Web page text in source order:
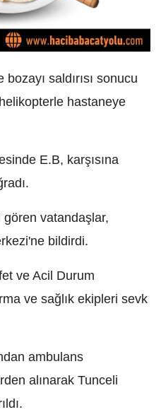
saldırısı sonucu
hastaneye
E.B, karşısına
gören vatandaşlar,
bildirdi.
ve Acil Durum
ve sağlık ekipleri sevk
ambulans
alınarak Tunceli